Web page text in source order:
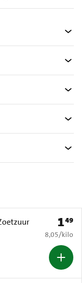
Prijs:
149
€ 8,05 per
8,05/kilo